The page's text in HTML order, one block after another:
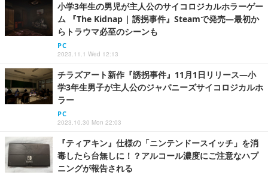
小学3年生の男児が主人公のサイコロジカルホラーゲー
ム 『The Kidnap | 誘拐事件』Steamで発売―最初か
らトラウマ必至のシーンも
PC
2023.11.1 Wed 12:13
チラズアート新作『誘拐事件』11月1日リリース―小
学3年生男子が主人公のジャパニーズサイコロジカルホ
ラー
PC
2023.10.30 Mon 22:03
『ティアキン』仕様の「ニンテンドースイッチ」を消
毒したら台無しに！？アルコール濃度にご注意なハプ
ニングが報告される